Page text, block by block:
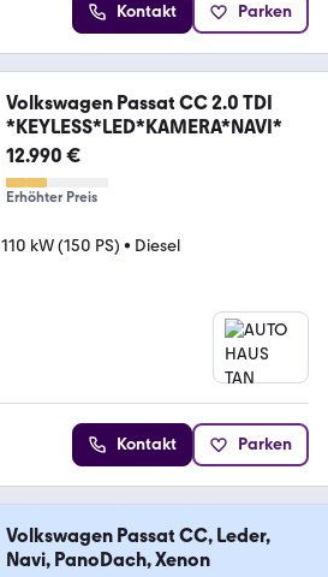
Kontakt Parken
Volkswagen Passat CC 2.0 TDI
*KEYLESS*LED*KAMERA*NAVI*
12.990 €
Erhöhter Preis
110 kW (150 PS) • Diesel
Kontakt Parken
Volkswagen Passat CC, Leder,
Navi, PanoDach, Xenon